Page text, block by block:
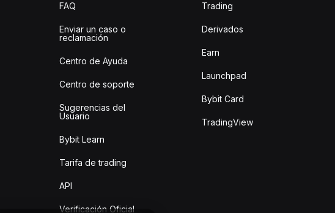
FAQ
Enviar un caso o
reclamación
Centro de Ayuda
Centro de soporte
Sugerencias del
Usuario
Bybit Learn
Tarifa de trading
API
Verificación Oficial
Trading
Derivados
Earn
Launchpad
Bybit Card
TradingView